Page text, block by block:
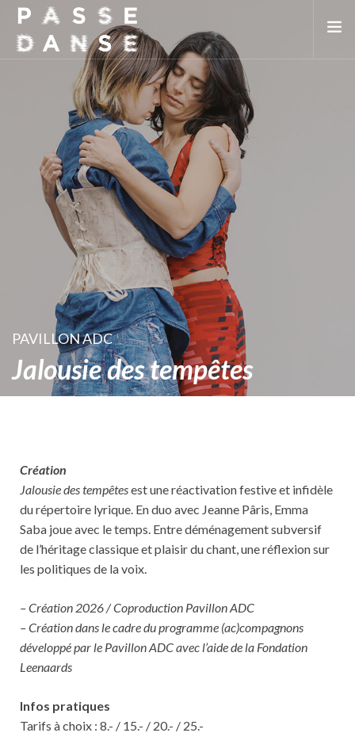
LA SAISON 25/26
MAI DE LA DANSE
LE PASSEDANSE
LES LIEUX PARTENAIRES
ADHÉREZ
PAVILLON ADC
Jalousie des tempêtes
Création
Jalousie des tempêtesest une réactivation festive et infidèle
du répertoire lyrique. En duo avec Jeanne Pâris, Emma
Saba joue avec le temps. Entre déménagement subversif
de l’héritage classique et plaisir du chant, une réflexion sur
les politiques de la voix.
– Création 2026 / Coproduction Pavillon ADC
– Création dans le cadre du programme (ac)compagnons
développé par le Pavillon ADC avec l’aide de la Fondation
Leenaards
Infos pratiques
Tarifs à choix : 8.- / 15.- / 20.- / 25.-